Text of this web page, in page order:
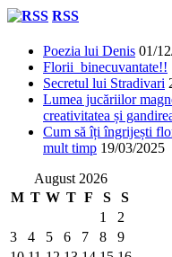
RSS
Poezia lui Denis 01/
Florii binecuvantate!!
Secretul lui Stradivari
Lumea jucăriilor
creativitatea și
Cum să îți îngrijești
mult timp 19/03/2025
August 2026
M T W T F S
S
1
2
3
4 5 6 7 8
9